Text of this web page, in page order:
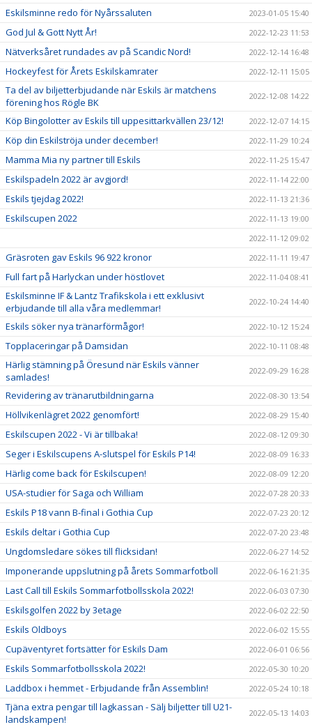
Eskilsminne redo för Nyårssaluten 2023-01-05 15:40
God Jul & Gott Nytt År! 2022-12-23 11:53
Nätverksåret rundades av på Scandic Nord! 2022-12-14 16:48
Hockeyfest för Årets Eskilskamrater 2022-12-11 15:05
Ta del av biljetterbjudande när Eskils är matchens
förening hos Rögle BK
2022-12-08 14:22
Köp Bingolotter av Eskils till uppesittarkvällen 23/12! 2022-12-07 14:15
Köp din Eskilströja under december! 2022-11-29 10:24
Mamma Mia ny partner till Eskils 2022-11-25 15:47
Eskilspadeln 2022 är avgjord! 2022-11-14 22:00
Eskils tjejdag 2022! 2022-11-13 21:36
Eskilscupen 2022
2022-11-13 19:00
2022-11-12 09:02
Gräsroten gav Eskils 96 922 kronor 2022-11-11 19:47
Full fart på Harlyckan under höstlovet 2022-11-04 08:41
Eskilsminne IF & Lantz Trafikskola i ett exklusivt
erbjudande till alla våra medlemmar!
2022-10-24 14:40
Eskils söker nya tränarförmågor! 2022-10-12 15:24
Topplaceringar på Damsidan 2022-10-11 08:48
Härlig stämning på Öresund när Eskils vänner
samlades!
2022-09-29 16:28
Revidering av tränarutbildningarna 2022-08-30 13:54
Höllvikenlägret 2022 genomfört! 2022-08-29 15:40
Eskilscupen 2022 - Vi är tillbaka! 2022-08-12 09:30
Seger i Eskilscupens A-slutspel för Eskils P14! 2022-08-09 16:33
Härlig come back för Eskilscupen! 2022-08-09 12:20
USA-studier för Saga och William 2022-07-28 20:33
Eskils P18 vann B-final i Gothia Cup 2022-07-23 20:12
Eskils deltar i Gothia Cup 2022-07-20 23:48
Ungdomsledare sökes till flicksidan! 2022-06-27 14:52
Imponerande uppslutning på årets Sommarfotboll 2022-06-16 21:35
Last Call till Eskils Sommarfotbollsskola 2022! 2022-06-03 07:30
Eskilsgolfen 2022 by 3etage 2022-06-02 22:50
Eskils Oldboys 2022-06-02 15:55
Cupäventyret fortsätter för Eskils Dam 2022-06-01 06:56
Eskils Sommarfotbollsskola 2022! 2022-05-30 10:20
Laddbox i hemmet - Erbjudande från Assemblin! 2022-05-24 10:18
Tjäna extra pengar till lagkassan - Sälj biljetter till U21-
landskampen!
2022-05-13 14:03